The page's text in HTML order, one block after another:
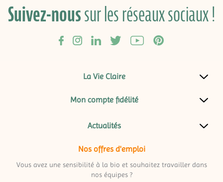
Suivez-noussur les réseaux sociaux !
La Vie Claire
Mon compte fidélité
Actualités
Nos offres d'emploi
Vous avez une sensibilité à la bio et souhaitez travailler dans
nos équipes ?